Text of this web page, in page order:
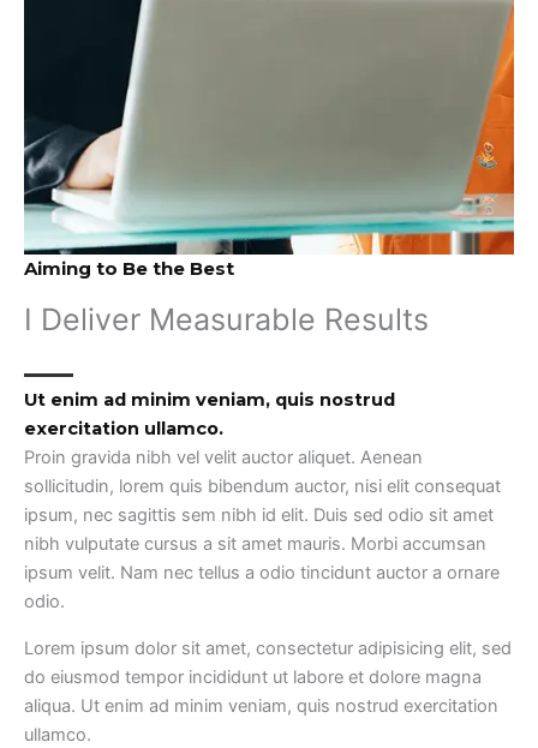
Aiming to Be the Best​
I Deliver Measurable Results​
Ut enim ad minim veniam, quis nostrud
exercitation ullamco.​
Proin gravida nibh vel velit auctor aliquet. Aenean
sollicitudin, lorem quis bibendum auctor, nisi elit consequat
ipsum, nec sagittis sem nibh id elit. Duis sed odio sit amet
nibh vulputate cursus a sit amet mauris. Morbi accumsan
ipsum velit. Nam nec tellus a odio tincidunt auctor a ornare
odio.
Lorem ipsum dolor sit amet, consectetur adipisicing elit, sed
do eiusmod tempor incididunt ut labore et dolore magna
aliqua. Ut enim ad minim veniam, quis nostrud exercitation
ullamco.